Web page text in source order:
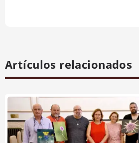
Artículos relacionados